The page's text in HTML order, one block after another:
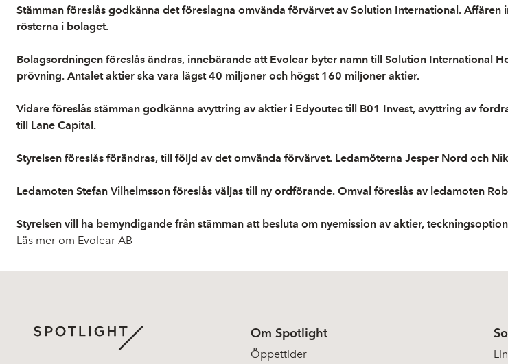
Stämman föreslås godkänna det föreslagna omvända förvärvet av Solution International.
rösterna i bolaget.
Bolagsordningen föreslås ändras, innebärande att Evolear byter namn till Solution International
prövning. Antalet aktier ska vara lägst 40 miljoner och högst 160 miljoner aktier.
Vidare föreslås stämman godkänna avyttring av aktier i Edyoutec till B01 Invest, avyttring av
till Lane Capital.
Styrelsen föreslås förändras, till följd av det omvända förvärvet. Ledamöterna Jesper Nord och
Ledamoten Stefan Vilhelmsson föreslås väljas till ny ordförande. Omval föreslås av ledamoten
Styrelsen vill ha bemyndigande från stämman att besluta om nyemission av aktier,
Läs mer om Evolear AB
Om Spotlight
Öppettider